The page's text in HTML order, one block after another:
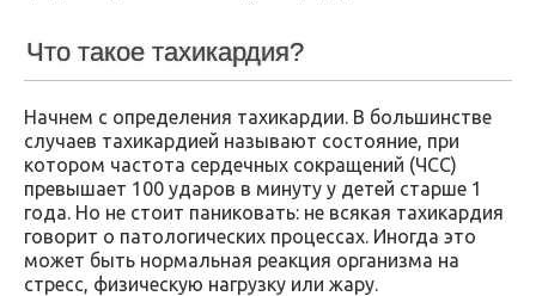
Что такое тахикардия?
Начнем с определения тахикардии. В большинстве
случаев тахикардией называют состояние, при
котором частота сердечных сокращений (ЧСС)
превышает 100 ударов в минуту у детей старше 1
года. Но не стоит паниковать: не всякая тахикардия
говорит о патологических процессах. Иногда это
может быть нормальная реакция организма на
стресс, физическую нагрузку или жару.